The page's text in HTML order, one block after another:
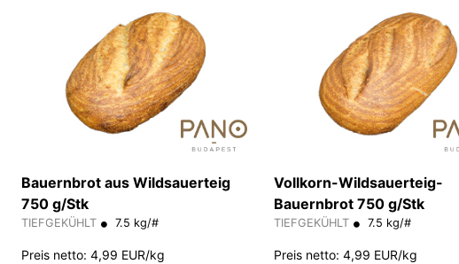
Bauernbrot aus Wildsauerteig
750 g/Stk
TIEFGEKÜHLT 7.5 kg/#
Preis netto: 4,99 EUR/kg
Vollkorn-Wildsauerteig-
Bauernbrot 750 g/Stk
TIEFGEKÜHLT 7.5 kg/#
Preis netto: 4,99 EUR/kg